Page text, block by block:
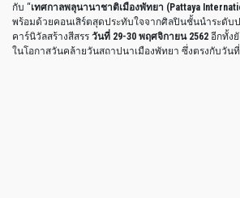
กับ “เทศกาลพลุนานาชาติเมืองพัทยา (Pattaya
พร้อมด้วยคอนเสิร์ตสุดประทับใจจากศิลปินชั้นนำระดับ
คาร์นิวัลสร้างสีสรร วันที่ 29-30 พฤศจิกายน 2562 อีกทั้งยั
ในโอกาสวันคล้ายวันสถาปนาเมืองพัทยา ซึ่งตรงกับวัน